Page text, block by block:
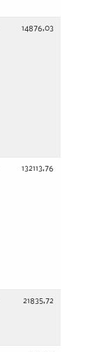
14876,03
132113,76
21835,72